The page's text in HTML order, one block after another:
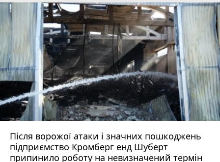
Після ворожої атаки і значних пошкоджень
підприємство Кромберг енд Шуберт
припинило роботу на невизначений термін